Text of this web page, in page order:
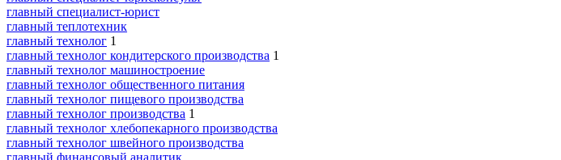
главный специалист-юрист
главный теплотехник
главный технолог 1
главный технолог кондитерского производства 1
главный технолог машиностроение
главный технолог общественного питания
главный технолог пищевого производства
главный технолог производства 1
главный технолог хлебопекарного производства
главный технолог швейного производства
главный финансовый аналитик